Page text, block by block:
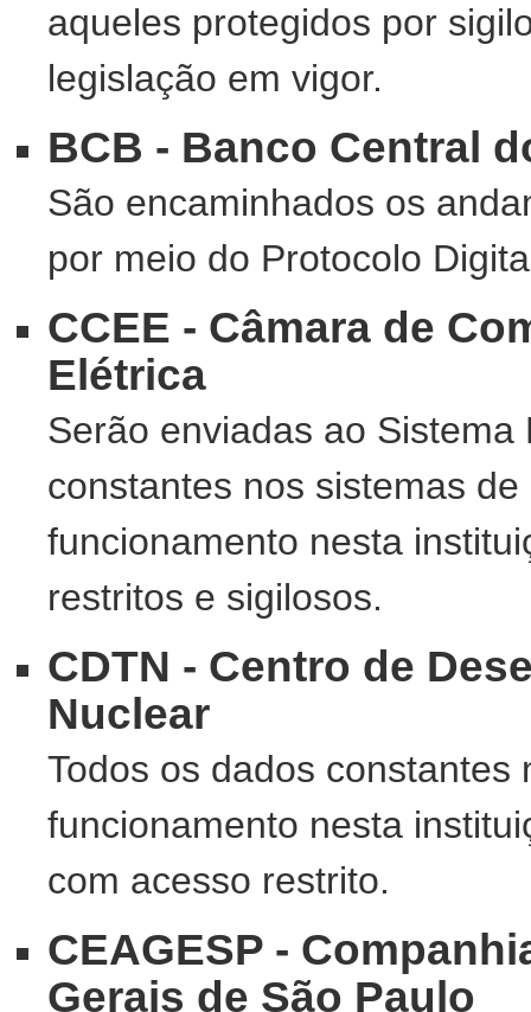
aqueles protegidos por
legislação em vigor.
BCB - Banco Central
São encaminhados os
por meio do Protocolo
CCEE - Câmara de
Elétrica
Serão enviadas ao
constantes nos sistemas
funcionamento nesta
restritos e sigilosos.
CDTN - Centro de
Nuclear
Todos os dados
funcionamento nesta
com acesso restrito.
CEAGESP -
Gerais de São Paulo